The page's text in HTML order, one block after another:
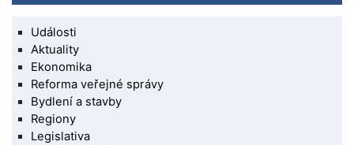
Události
Aktuality
Ekonomika
Reforma veřejné správy
Bydlení a stavby
Regiony
Legislativa